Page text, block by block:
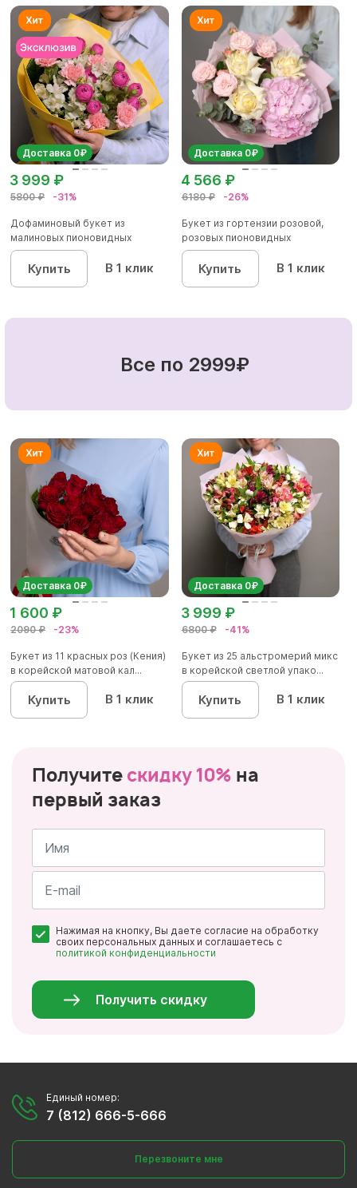
Доставка 0₽
5800 ₽ -31%
3 999 ₽
Дофаминовый букет из
малиновых пионовидных
кустовых роз...
Купить В 1 клик
Доставка 0₽
6180 ₽ -26%
4 566 ₽
Букет из гортензии розовой,
розовых пионовидных
кустовы...
Купить В 1 клик
Все по 2999₽
Доставка 0₽
2090 ₽ -23%
1 600 ₽
Букет из 11 красных роз (Кения)
в корейской матовой кал...
Купить В 1 клик
Доставка 0₽
6800 ₽ -41%
3 999 ₽
Букет из 25 альстромерий микс
в корейской светлой упако...
Купить В 1 клик
Получите скидку 10% на
первый заказ
Имя
*
Нажимая на кнопку, Вы даете согласие на обработку
своих персональных данных и соглашаетесь с
политикой конфиденциальности
Получить скидку
Единый номер:
7 (812) 666-5-666
Перезвоните мне